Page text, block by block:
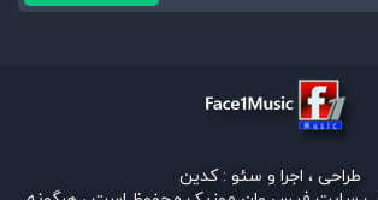
طراحی ، اجرا و سئو :کدین